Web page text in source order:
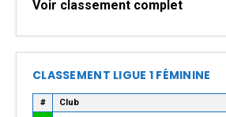
Voir classement complet
CLASSEMENT LIGUE 1 FÉMININE
# Club